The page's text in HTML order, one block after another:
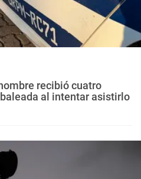
recibió cuatro
al intentar asistirlo